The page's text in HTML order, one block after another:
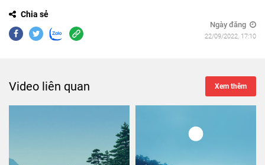
Chia sẻ
Ngày đăng
22/09/2022, 17:10
Video liên quan Xem thêm